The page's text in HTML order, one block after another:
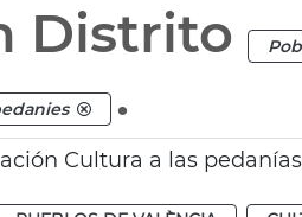
Distrito
.
Cultura a las pedanías